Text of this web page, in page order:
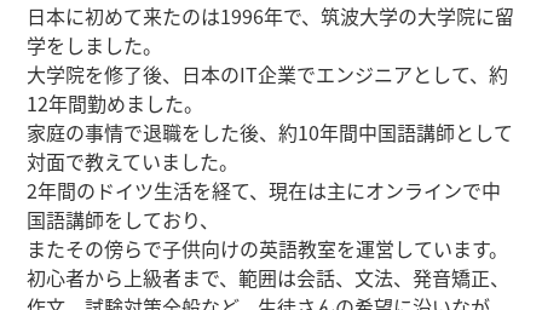
日本に初めて来たのは1996年で、筑波大学の大学院に留
学をしました。
大学院を修了後、日本のIT企業でエンジニアとして、約
12年間勤めました。
家庭の事情で退職をした後、約10年間中国語講師として
対面で教えていました。
2年間のドイツ生活を経て、現在は主にオンラインで中
国語講師をしており、
またその傍らで子供向けの英語教室を運営しています。
初心者から上級者まで、範囲は会話、文法、発音矯正、